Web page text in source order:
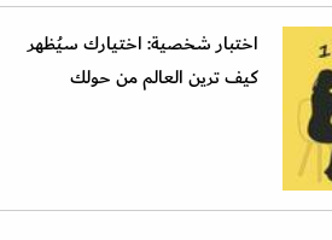
اختبار شخصية: اختيارك سيُظهر
كيف ترين العالم من حولك